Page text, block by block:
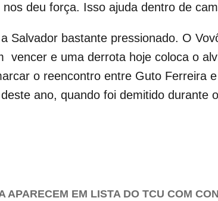
deu força. Isso ajuda dentro de
Salvador bastante pressionado. O
vencer e uma derrota hoje coloca o
o reencontro entre Guto Ferreira
ano, quando foi demitido durante
APARECEM EM LISTA DO TCU COM